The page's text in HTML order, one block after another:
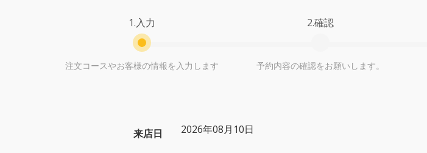
1.入力
注文コースやお客様の情報を入力します
2.確認
予約内容の確認をお願いします。
来店日 2026年08月10日